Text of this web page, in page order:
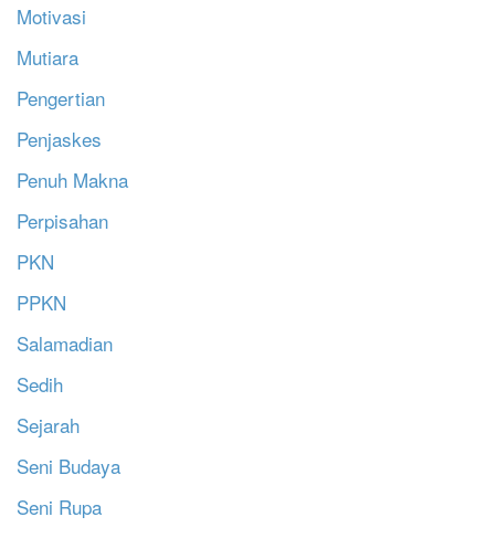
Motivasi
Mutiara
Pengertian
Penjaskes
Penuh Makna
Perpisahan
PKN
PPKN
Salamadian
Sedih
Sejarah
Seni Budaya
Seni Rupa